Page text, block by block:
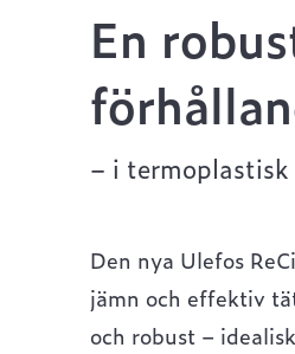
En
– i
Den nya Ulefos
jämn och effektiv
och robust –